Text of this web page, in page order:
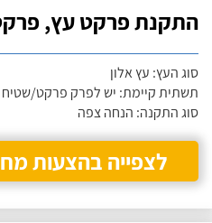
התקנת פרקט עץ,
סוג העץ: עץ אלון
תשתית קיימת: יש לפרק פרקט/שטיח
סוג התקנה: הנחה צפה
לצפייה בהצעות